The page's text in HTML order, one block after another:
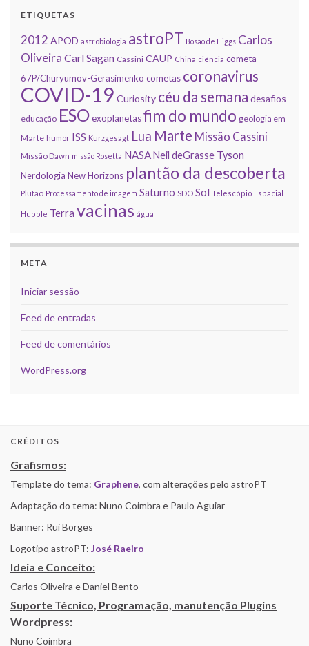
ETIQUETAS
2012 APOD astrobiologia astroPT Bosão de Higgs Carlos
Oliveira Carl Sagan Cassini CAUP China ciência cometa
67P/Churyumov-Gerasimenko cometas coronavirus
COVID-19 Curiosity céu da semana desafios
educação ESOexoplanetasfim do mundo geologia em
Marte humor ISS Kurzgesagt Lua Marte Missão Cassini
Missão Dawn missão Rosetta NASA Neil deGrasse Tyson
Nerdologia New Horizons plantão da descoberta
Plutão Processamento de imagem Saturno SDO Sol Telescópio Espacial
Hubble Terra vacinas água
META
Iniciar sessão
Feed de entradas
Feed de comentários
WordPress.org
CRÉDITOS
Grafismos:
Template do tema: Graphene, com alterações pelo astroPT
Adaptação do tema: Nuno Coimbra e Paulo Aguiar
Banner: Rui Borges
Logotipo astroPT: José Raeiro
Ideia e Conceito:
Carlos Oliveira e Daniel Bento
Suporte Técnico, Programação, manutenção Plugins
Wordpress:
Nuno Coimbra